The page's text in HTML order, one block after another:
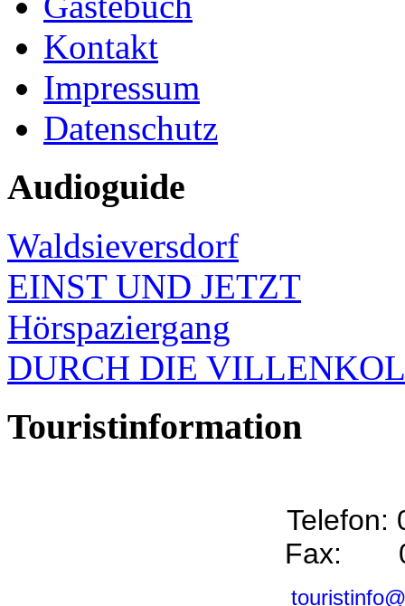
Kontakt
Impressum
Datenschutz
Audioguide
Waldsieversdorf
EINST UND JETZT
Hörspaziergang
DURCH DIE
Touristinformation
Telefon:
Fax: